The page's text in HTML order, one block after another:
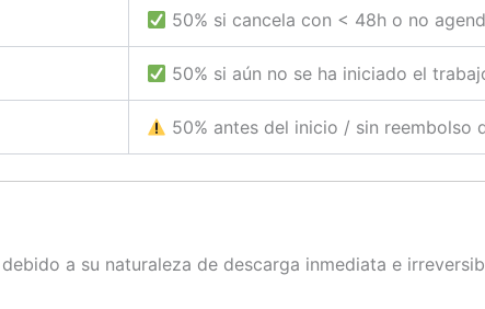
50% si cancela con < 48h o no
50% si aún no se ha iniciado el
50% antes del inicio / sin reembolso
debido a su naturaleza de descarga inmediata e